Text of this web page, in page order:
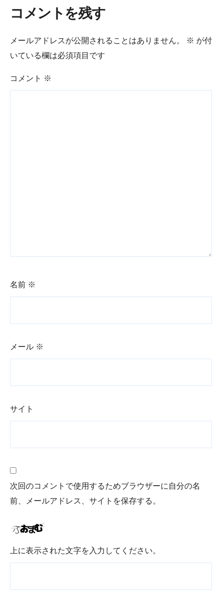
コメントを残す
メールアドレスが公開されることはありません。 ※ が付
いている欄は必須項目です
コメント ※
名前 ※
メール ※
サイト
次回のコメントで使用するためブラウザーに自分の名
前、メールアドレス、サイトを保存する。
上に表示された文字を入力してください。